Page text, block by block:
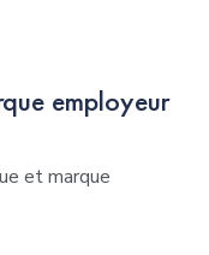
employeur
et marque